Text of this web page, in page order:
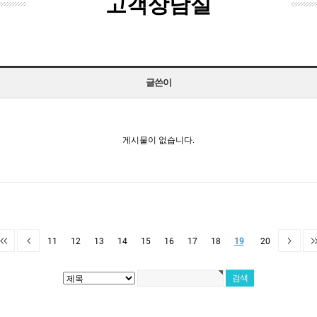
글쓴이
게시물이 없습니다.
11 12 13 14 15 16 17 18 19 20